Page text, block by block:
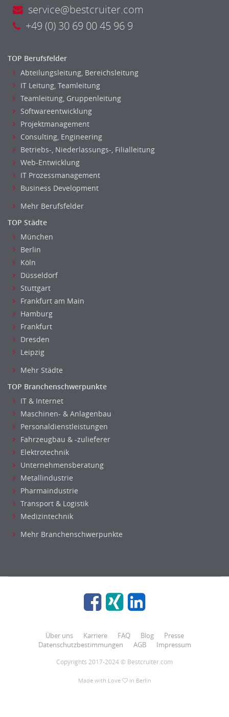
service@bestcruiter.com
+49 (0) 30 69 00 45 96 9
TOP Berufsfelder
Abteilungsleitung, Bereichsleitung
IT Leitung, Teamleitung
Teamleitung, Gruppenleitung
Softwareentwicklung
Projektmanagement
Consulting, Engineering
Betriebs-, Niederlassungs-, Filialleitung
Web-Entwicklung
IT Prozessmanagement
Business Development
Mehr Berufsfelder
TOP Städte
München
Berlin
Köln
Düsseldorf
Stuttgart
Frankfurt am Main
Hamburg
Frankfurt
Dresden
Leipzig
Mehr Städte
TOP Branchenschwerpunkte
IT & Internet
Maschinen- & Anlagenbau
Personaldienstleistungen
Fahrzeugbau & -zulieferer
Elektrotechnik
Unternehmensberatung
Metallindustrie
Pharmaindustrie
Transport & Logistik
Medizintechnik
Mehr Branchenschwerpunkte
Über uns Karriere FAQ Blog
Presse
Datenschutzbestimmungen
AGB Impressum
Copyrights 2017-2024 © Bestcruiter.com
Made with Love in Berlin